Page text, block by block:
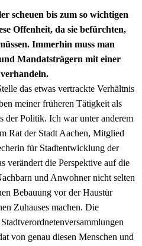
scheuen bis zum so wichtigen
Offenheit, da sie befürchten,
Immerhin muss man
Mandatsträgern mit einer
das etwas vertrackte Verhältnis
meiner früheren Tätigkeit als
der Politik. Ich war unter anderem
Rat der Stadt Aachen, Mitglied
für Stadtentwicklung der
verändert die Perspektive auf die
und Anwohner nicht selten
Bebauung vor der Haustür
Zuhauses machen. Die
von genau diesen Menschen und